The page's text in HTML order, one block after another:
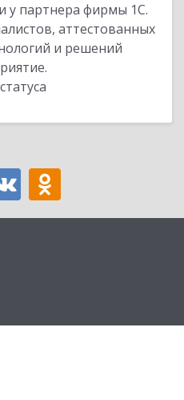
у партнера фирмы 1С.
аттестованных
и решений